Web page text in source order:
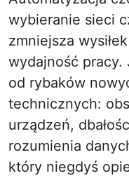
wybieranie sieci
zmniejsza
wydajność pracy.
od rybaków
technicznych:
urządzeń,
rozumienia
który niegdyś